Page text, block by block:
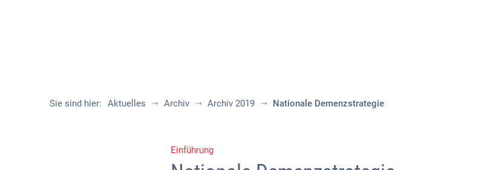
Sie sind hier: Aktuelles Archiv Archiv 2019 Nationale Demenzstrategie
Einführung